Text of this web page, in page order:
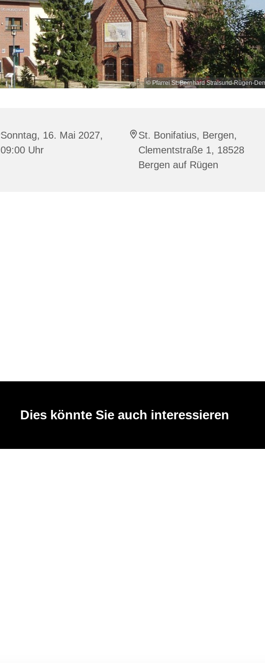
© Pfarrei St. Bernhard Stralsund-Rügen-
Sonntag, 16. Mai 2027,
09:00 Uhr
St. Bonifatius, Bergen,
Clementstraße 1, 18528
Bergen auf Rügen
Dies könnte Sie auch interessieren